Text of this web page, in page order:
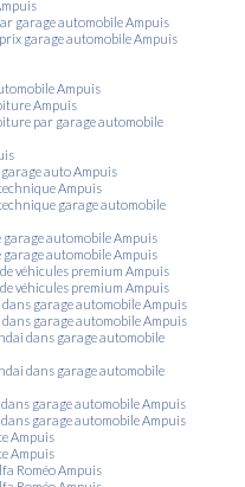
garage automobile Ampuis
garage automobile Ampuis
Ampuis
Ampuis
par garage automobile
auto Ampuis
Ampuis
garage automobile
automobile Ampuis
automobile Ampuis
véhicules premium Ampuis
véhicules premium Ampuis
garage automobile Ampuis
garage automobile Ampuis
dans garage automobile
dans garage automobile
garage automobile Ampuis
garage automobile Ampuis
Ampuis
Ampuis
Roméo Ampuis